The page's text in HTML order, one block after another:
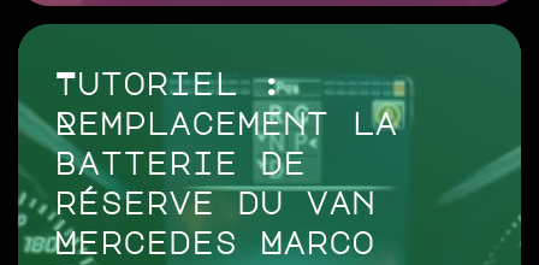
Tutoriel :
Remplacement la
batterie de
réserve du van
Mercedes Marco